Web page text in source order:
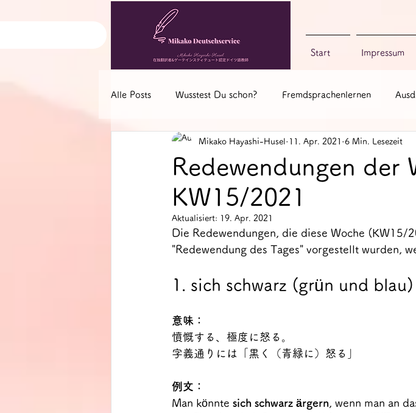
Alle Posts Wusstest Du schon? Fremdsprachenlernen
Deutsch-Nachrichten Deutsch zum Singen Bücher & Blogs
Redewendungen der
KW15/2021
Mikako Hayashi-Husel 11. Apr. 2021 6 Min. Lesezeit
Aktualisiert: 19. Apr. 2021
Die Redewendungen, die diese Woche (KW15/
"Redewendung des Tages" vorgestellt wurden,
1. sich schwarz (grün und
意味：
憤慨する、極度に怒る。
字義通りには「黒く（青緑に）怒る」
例文：
Man könnte sich schwarz ärgern , wenn man an
Start Impressum